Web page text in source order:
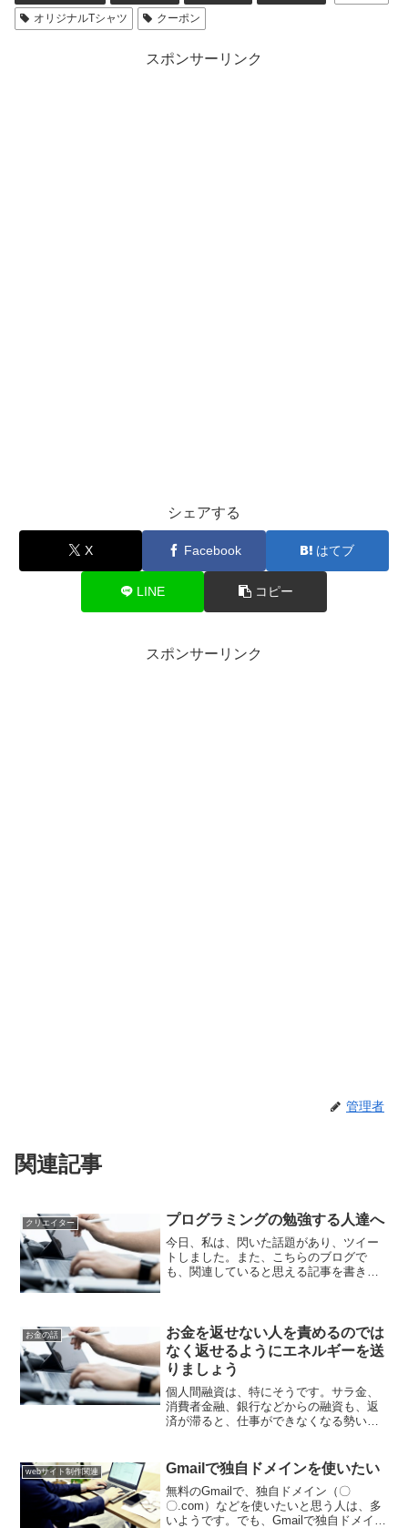
オリジナルTシャツ
クーポン
スポンサーリンク
シェアする
X Facebook はてブ
LINE コピー
スポンサーリンク
管理者
関連記事
クリエイター プログラミングの勉強する人達へ
今日、私は、閃いた話題があり、ツイー
トしました。また、こちらのブログで
も、関連していると思える記事を書きま
を作って参入するとWBSを...
お金の話
お金を返せない人を責めるのでは
なく返せるようにエネルギーを送
りましょう
個人間融資は、特にそうです。サラ金、
消費者金融、銀行などからの融資も、返
済が滞ると、仕事ができなくなる勢い
中傷を行う人もいます。でも、ここで考
えて欲しいことがあります。...
webサイト制作関連 Gmailで独自ドメインを使いたい
無料のGmailで、独自ドメイン（〇
〇.com）などを使いたいと思う人は、多
いようです。でも、Gmailで独自ドメイン